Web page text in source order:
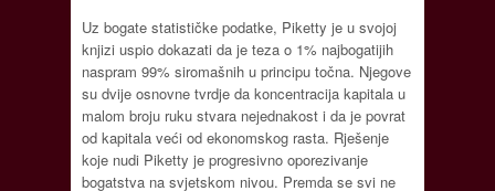
Uz bogate statističke podatke, Piketty je u svojoj
knjizi uspio dokazati da je teza o 1% najbogatijih
naspram 99% siromašnih u principu točna. Njegove
su dvije osnovne tvrdje da koncentracija kapitala u
malom broju ruku stvara nejednakost i da je povrat
od kapitala veći od ekonomskog rasta. Rješenje
koje nudi Piketty je progresivno oporezivanje
bogatstva na svjetskom nivou. Premda se svi ne